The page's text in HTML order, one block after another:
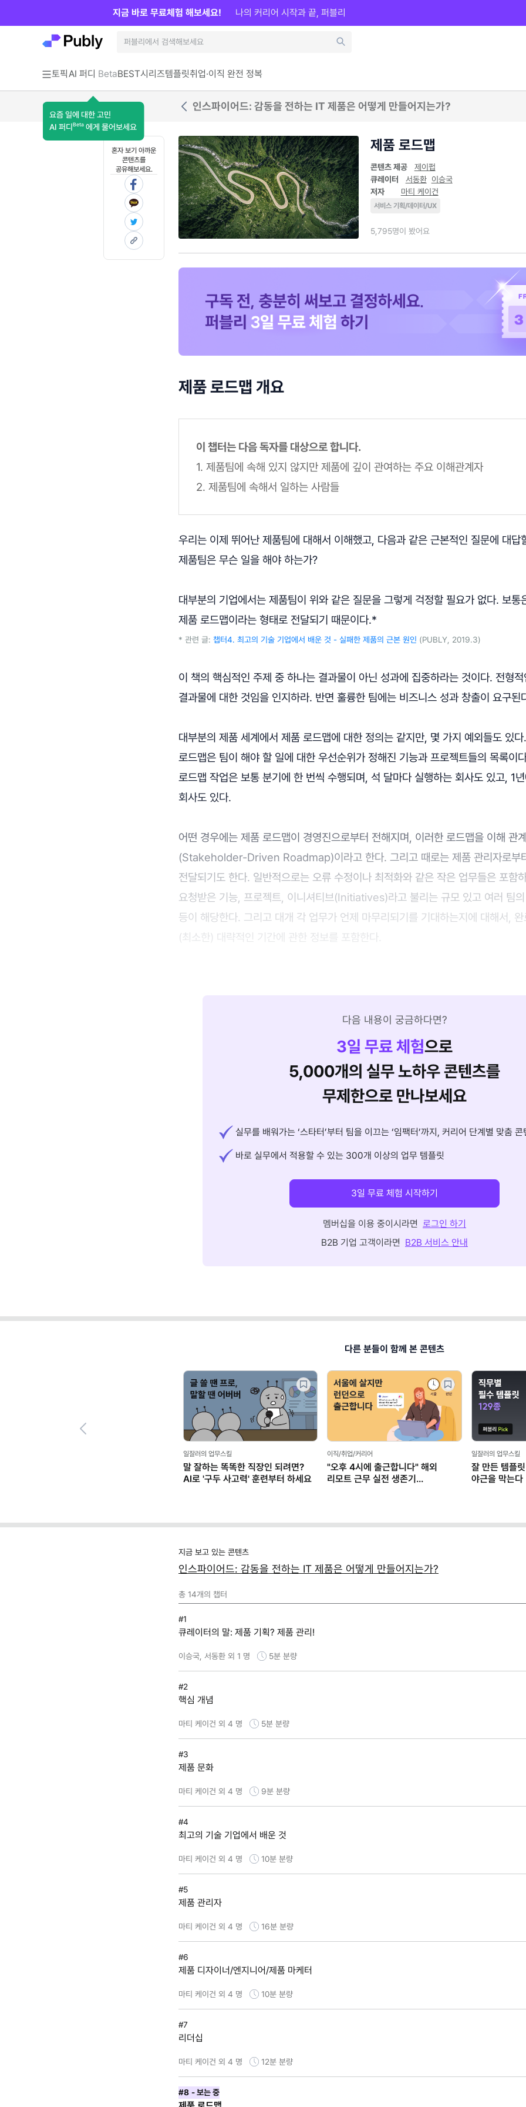
토픽AI 퍼디 Beta
요즘 일에 대한 고민
AI 퍼디 Beta 에게 물어보세요
BEST시리즈템플릿취업·이직 완전 정복
지금 바로 무료체험 해보세요! 나의 커리어 시작과 끝, 퍼블리
인스파이어드: 감동을 전하는 IT 제품은 어떻게 만들어지는가?
혼자 보기 아까운
콘텐츠를
공유해보세요.
제품 로드맵
콘텐츠 제공
제이펍
큐레이터
서동환 이승국
저자
마티 케이건
서비스 기획/데이터/UX
5,795명이 봤어요
제품 로드맵 개요
이 챕터는 다음 독자를 대상으로 합니다.
1. 제품팀에 속해 있지 않지만 제품에 깊이 관여하는 주요 이해관계자
2. 제품팀에 속해서 일하는 사람들
우리는 이제 뛰어난 제품팀에 대해서 이해했고, 다음과 같은 근본적인 질문에 대답
제품팀은 무슨 일을 해야 하는가?
대부분의 기업에서는 제품팀이 위와 같은 질문을 그렇게 걱정할 필요가 없다. 보통
제품 로드맵이라는 형태로 전달되기 때문이다.*
* 관련 글: 챕터4. 최고의 기술 기업에서 배운 것 - 실패한 제품의 근본 원인 (PUBLY, 2019.3)
이 책의 핵심적인 주제 중 하나는 결과물이 아닌 성과에 집중하라는 것이다. 전형
결과물에 대한 것임을 인지하라. 반면 훌륭한 팀에는 비즈니스 성과 창출이 요구된
대부분의 제품 세계에서 제품 로드맵에 대한 정의는 같지만, 몇 가지 예외들도 있
로드맵은 팀이 해야 할 일에 대한 우선순위가 정해진 기능과 프로젝트들의 목록이
로드맵 작업은 보통 분기에 한 번씩 수행되며, 석 달마다 실행하는 회사도 있고, 1
회사도 있다.
어떤 경우에는 제품 로드맵이 경영진으로부터 전해지며, 이러한 로드맵을 이해 관
(Stakeholder-Driven Roadmap)이라고 한다. 그리고 때로는 제품 관리자로부
전달되기도 한다. 일반적으로는 오류 수정이나 최적화와 같은 작은 업무들은 포함
요청받은 기능, 프로젝트, 이니셔티브(Initiatives)라고 불리는 규모 있고 여러 팀
등이 해당한다. 그리고 대개 각 업무가 언제 마무리되기를 기대하는지에 대해서,
(최소한) 대략적인 기간에 관한 정보를 포함한다.
다음 내용이 궁금하다면?
3일 무료 체험으로
5,000개의 실무 노하우 콘텐츠를
무제한으로 만나보세요
실무를 배워가는 ‘스타터’부터 팀을 이끄는 ‘임팩터’까지, 커리어 단계별 맞춤 콘
바로 실무에서 적용할 수 있는 300개 이상의 업무 템플릿
3일 무료 체험 시작하기
멤버십을 이용 중이시라면 로그인 하기
B2B 기업 고객이라면 B2B 서비스 안내
다른 분들이 함께 본 콘텐츠
일잘러의 업무스킬
말 잘하는 똑똑한 직장인 되려면?
AI로 '구두 사고력' 훈련부터 하세요
이직/취업/커리어
"오후 4시에 출근합니다" 해외
리모트 근무 실전 생존기
일잘러의 업무스킬
잘 만든 템플
야근을 막는다
지금 보고 있는 콘텐츠
인스파이어드: 감동을 전하는 IT 제품은 어떻게 만들어지는가?
총 14개의 챕터
#1
큐레이터의 말: 제품 기획? 제품 관리!
이승국, 서동환 외 1 명 5분 분량
#2
핵심 개념
마티 케이건 외 4 명 5분 분량
#3
제품 문화
마티 케이건 외 4 명 9분 분량
#4
최고의 기술 기업에서 배운 것
마티 케이건 외 4 명 10분 분량
#5
제품 관리자
마티 케이건 외 4 명 16분 분량
#6
제품 디자이너/엔지니어/제품 마케터
마티 케이건 외 4 명 10분 분량
#7
리더십
마티 케이건 외 4 명 12분 분량
#8 - 보는 중